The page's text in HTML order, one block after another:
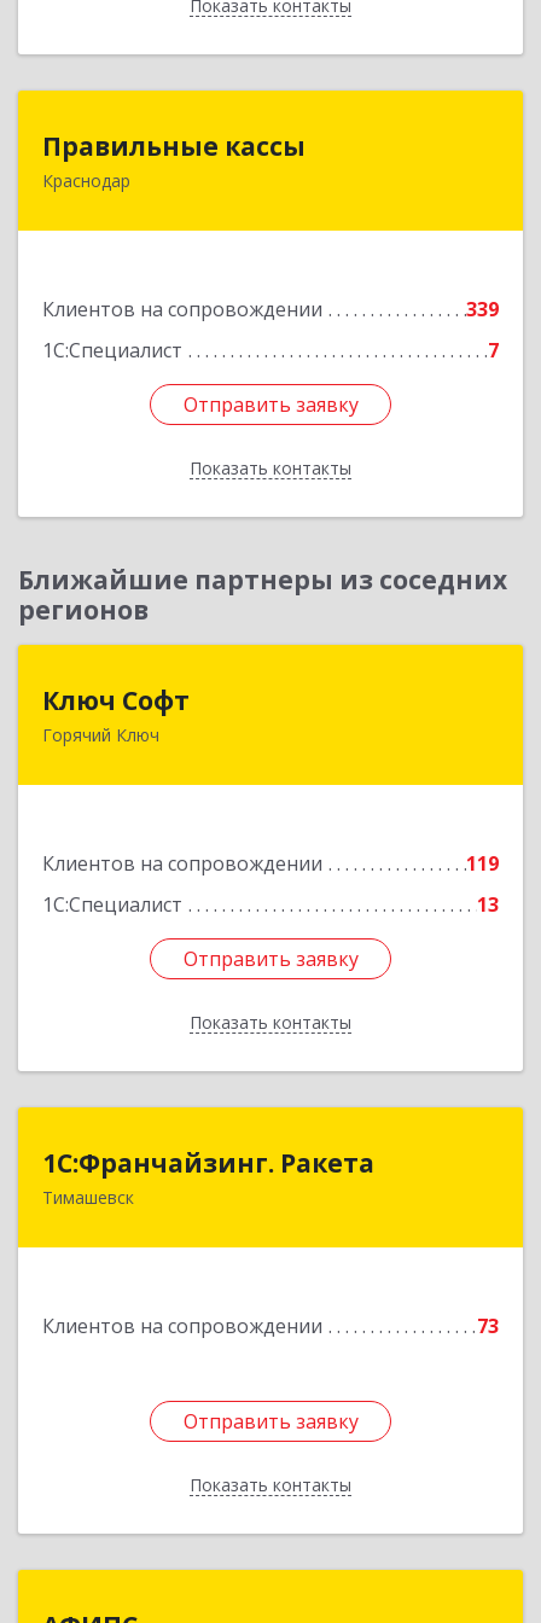
Показать контакты
Назад
Правильные кассы
Краснодар
Клиентов на сопровождении
339
1С:Специалист
7
Отправить заявку
Показать контакты
350075, Краснодарский край, Краснодар г, им
Отправить заявку
Назад
Ближайшие партнеры из соседних
регионов
Ключ Софт
Горячий Ключ
Клиентов на сопровождении
119
1С:Специалист
13
Отправить заявку
Показать контакты
353287, Краснодарский край, Горячий Ключ г,
Отправить заявку
Назад
1С:Франчайзинг. Ракета
Тимашевск
Клиентов на сопровождении 73
Отправить заявку
Показать контакты
1С:Франчайзинг. Ракета
Краснодарский край, Тимашевский р-н,
Отправить заявку
Назад